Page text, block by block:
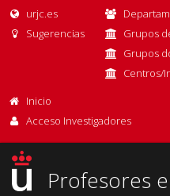
urjc.es
Sugerencias
Grupos
Grupos
Centros/
Inicio
Acceso Investigadores
Profesores